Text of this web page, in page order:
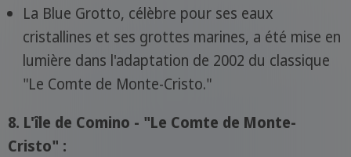
La Blue Grotto, célèbre pour ses eaux
cristallines et ses grottes marines, a été mise en
lumière dans l'adaptation de 2002 du classique
"Le Comte de Monte-Cristo."
8. L'île de Comino - "Le Comte de Monte-
Cristo" :